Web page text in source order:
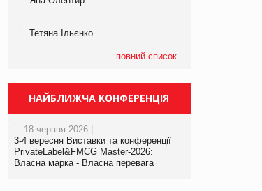
Тетяна Ільєнко
повний список
НАЙБЛИЖЧА КОНФЕРЕНЦІЯ
18 червня 2026 |
3-4 вересня Виставки та конференції
PrivateLabel&FMCG Master-2026:
Власна марка - Власна перевага